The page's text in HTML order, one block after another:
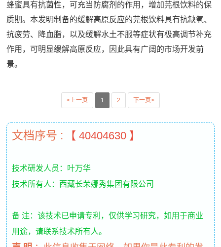
蜂蜜具有抗菌性，可充当防腐剂的作用，增加芫根饮料的保
质期。本发明制备的缓解高原反应的芫根饮料具有抗缺氧、
抗疲劳、降血脂，以及缓解水土不服等症状有极高调节补充
作用，可明显缓解高原反应，因此具有广阔的市场开发前
景。
<上一页 1 2 下一页>
文档序号 : 【 40404630 】
技术研发人员：叶万华
技术所有人：西藏长荣娜秀集团有限公司
备 注：该技术已申请专利，仅供学习研究，如用于商业
用途，请联系技术所有人。